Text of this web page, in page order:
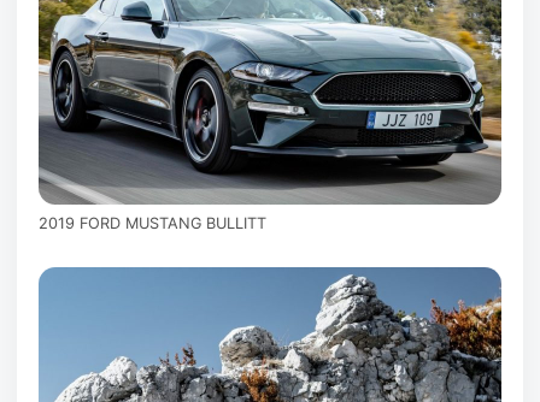
2019 FORD MUSTANG BULLITT